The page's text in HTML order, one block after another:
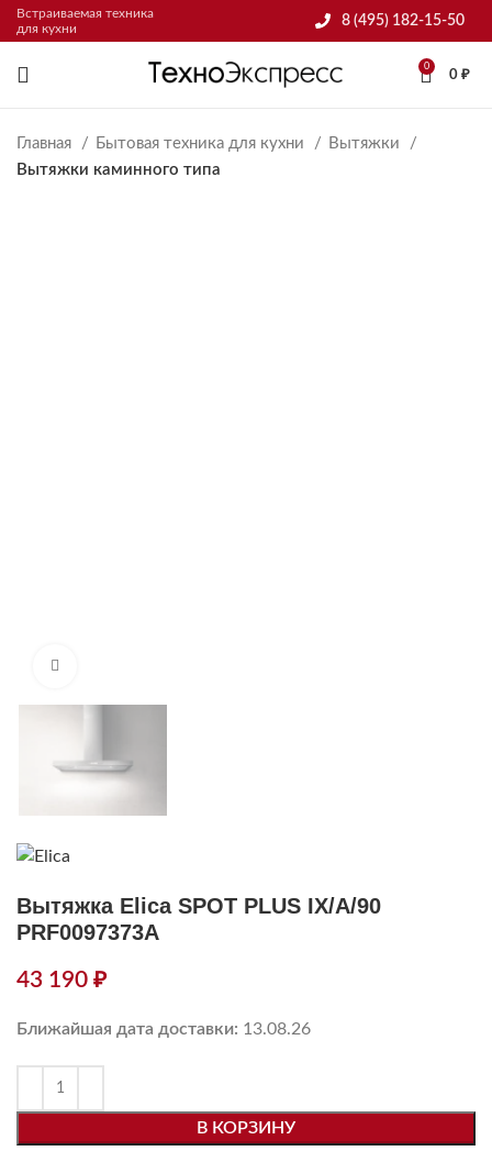
Встраиваемая техника
для кухни
8 (495) 182-15-50
0
0 ₽
Главная Бытовая техника для кухни
Вытяжки
Вытяжки каминного типа
Вытяжка Elica SPOT PLUS IX/A/90
PRF0097373A
43 190 ₽
Ближайшая дата доставки: 13.08.26
В КОРЗИНУ